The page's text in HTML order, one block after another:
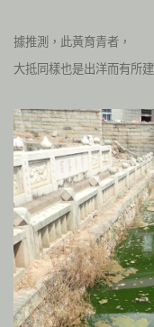
據推測，此黃育青者，
大抵同樣也是出洋而有所